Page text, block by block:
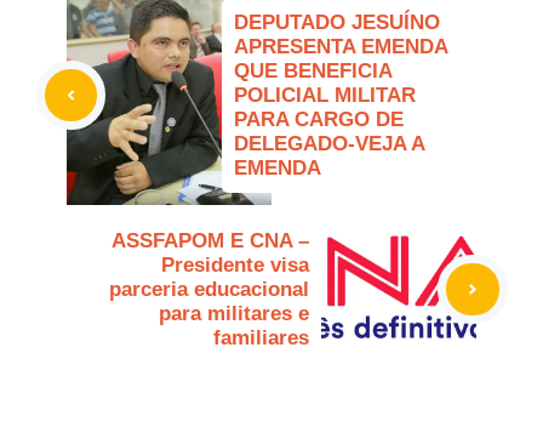
DEPUTADO JESUÍNO
APRESENTA EMENDA
QUE BENEFICIA
POLICIAL MILITAR
PARA CARGO DE
DELEGADO-VEJA A
EMENDA
ASSFAPOM E CNA –
Presidente visa
parceria educacional
para militares e
familiares